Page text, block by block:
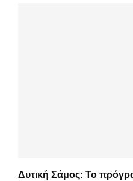
Δυτική Σάμος: Το